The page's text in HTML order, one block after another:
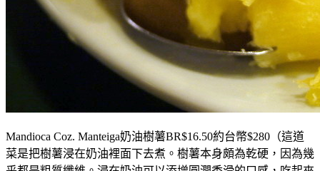
Mandioca Coz. Manteiga奶油樹薯BR$16.50約台幣$280 （這道
菜是把樹薯浸在奶油裡面下去煮。樹薯本身頗為乾硬，因為幾